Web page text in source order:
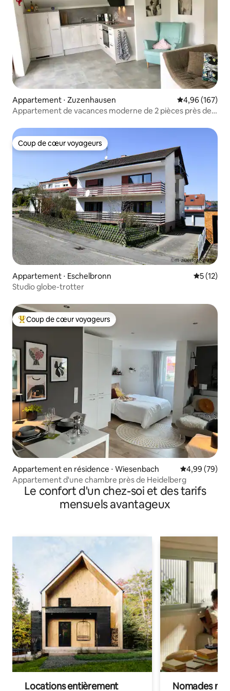
Appartement ⋅ Zuzenhausen Évaluation
4,96 (167)
Appartement de vacances moderne de 2 pièces près de
Coup de cœur voyageurs
Coup de cœur voyageurs
Appartement ⋅ Eschelbronn
5 (12)
Studio globe-trotter
Coups de cœur voyageurs les plus appréciés
Coup de cœur voyageurs
Appartement en résidence ⋅ Wiesenbach Évaluation
4,99 (79)
Appartement d'une chambre près de Heidelberg
Le confort d'un chez-soi et des tarifs
mensuels avantageux
Locations entièrement Nomades